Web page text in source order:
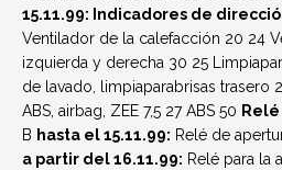
15.11.99: Indicadores de
Ventilador de la calefacción 20 24
izquierda y derecha 30 25
de lavado, limpiaparabrisas trasero
ABS, airbag, ZEE 7,5 27 ABS 50 Relé
B hasta el 15.11.99: Relé de
a partir del 16.11.99: Relé para la